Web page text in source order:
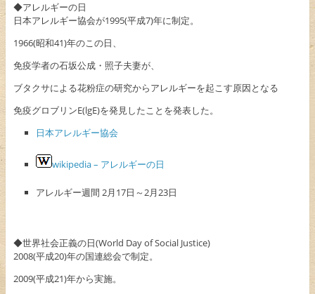
◆アレルギーの日
日本アレルギー協会が1995(平成7)年に制定。
1966(昭和41)年のこの日、
免疫学者の石坂公成・照子夫妻が、
ブタクサによる花粉症の研究からアレルギーを起こす原因となる
免疫グロブリンE(lgE)を発見したことを発表した。
日本アレルギー協会
wikipedia – アレルギーの日
アレルギー週間 2月17日～2月23日
◆世界社会正義の日(World Day of Social Justice)
2008(平成20)年の国連総会で制定。
2009(平成21)年から実施。